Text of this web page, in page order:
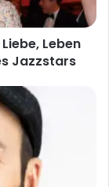
Leben
Jazzstars